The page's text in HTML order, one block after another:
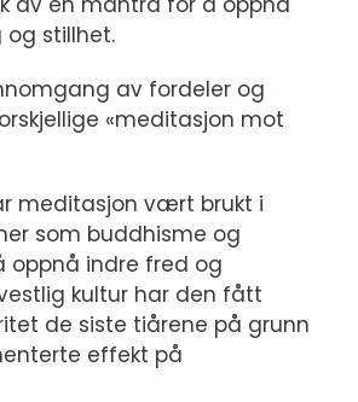
og stillhet.
av fordeler og
«meditasjon mot
meditasjon vært brukt i
som buddhisme og
oppnå indre fred og
kultur har den fått
de siste tiårene på grunn
effekt på